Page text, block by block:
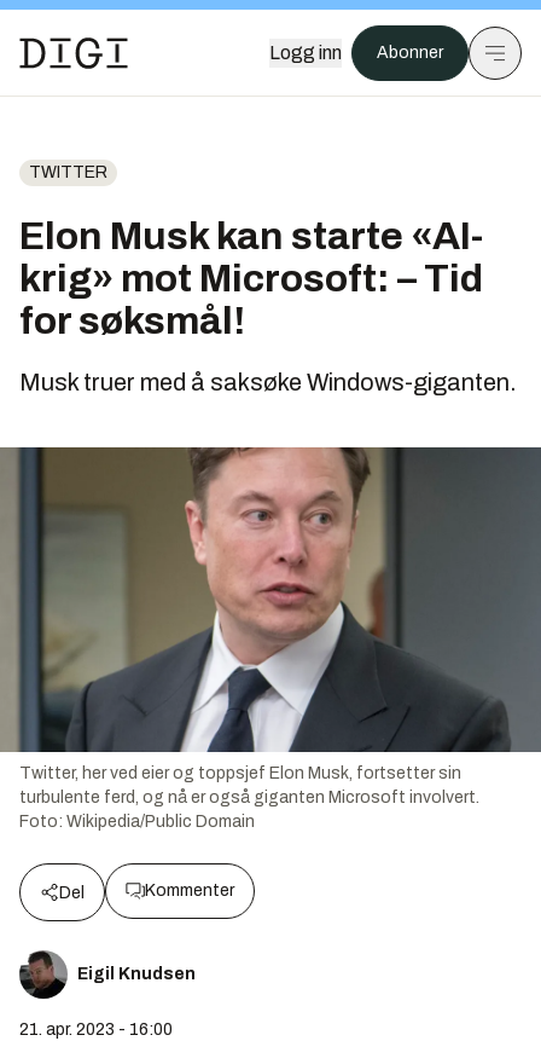
Logg inn Abonner
TWITTER
Elon Musk kan starte «AI-
krig» mot Microsoft: – Tid
for søksmål!
Musk truer med å saksøke Windows-giganten.
Twitter, her ved eier og toppsjef Elon Musk, fortsetter sin
turbulente ferd, og nå er også giganten Microsoft involvert.
Foto: Wikipedia/Public Domain
Del Kommenter
Eigil Knudsen
21. apr. 2023 - 16:00